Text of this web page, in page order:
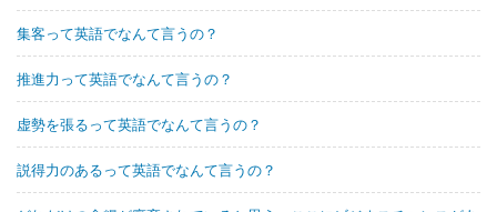
集客って英語でなんて言うの？
推進力って英語でなんて言うの？
虚勢を張るって英語でなんて言うの？
説得力のあるって英語でなんて言うの？